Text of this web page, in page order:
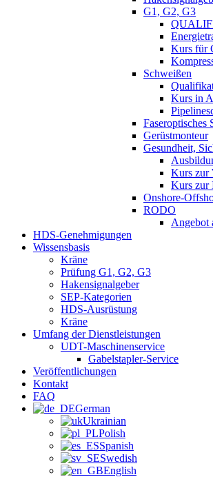
G1, G2, G3
Kurs für
Schweißen
Kurs in
Faseroptisches
Gerüstmonteur
Gesundheit,
Kurs zur
Kurs zur
Onshore-
RODO
Angebot
HDS-Genehmigungen
Wissensbasis
Kräne
Prüfung G1, G2, G3
Hakensignalgeber
SEP-Kategorien
HDS-Ausrüstung
Kräne
Umfang der Dienstleistungen
UDT-Maschinenservice
Gabelstapler-Service
Veröffentlichungen
Kontakt
FAQ
German
Ukrainian
Polish
Spanish
Swedish
English